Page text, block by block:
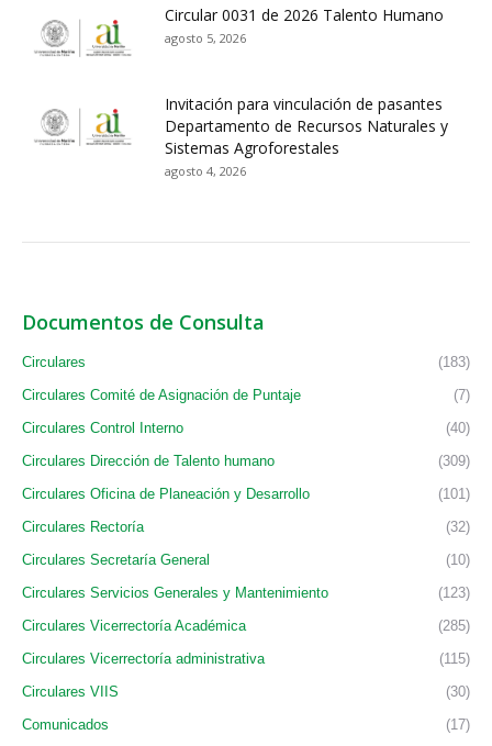
Circular 0031 de 2026 Talento Humano
agosto 5, 2026
Invitación para vinculación de pasantes
Departamento de Recursos Naturales y
Sistemas Agroforestales
agosto 4, 2026
Documentos de Consulta
Circulares
(183)
Circulares Comité de Asignación de Puntaje
(7)
Circulares Control Interno
(40)
Circulares Dirección de Talento humano
(309)
Circulares Oficina de Planeación y Desarrollo
(101)
Circulares Rectoría
(32)
Circulares Secretaría General
(10)
Circulares Servicios Generales y Mantenimiento
(123)
Circulares Vicerrectoría Académica
(285)
Circulares Vicerrectoría administrativa
(115)
Circulares VIIS
(30)
Comunicados
(17)